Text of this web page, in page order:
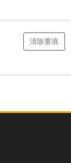
清除重填